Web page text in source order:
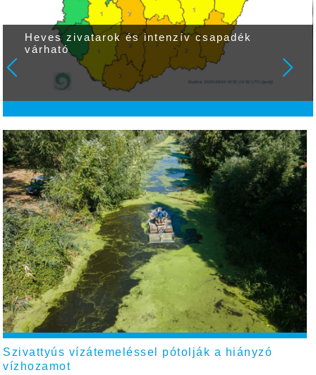
Heves zivatarok és intenzív csapadék
várható
Szivattyús vízátemeléssel pótolják a hiányzó
vízhozamot